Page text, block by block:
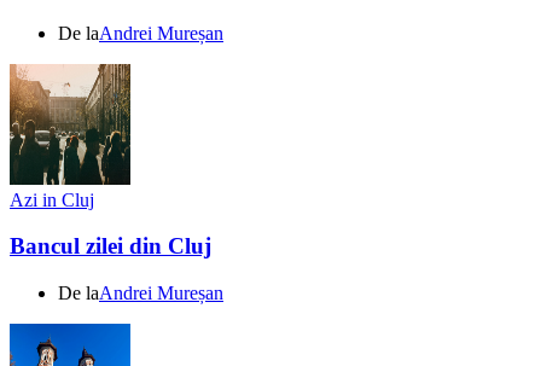
De laAndrei Mureșan
Azi in Cluj
Bancul zilei din Cluj
De laAndrei Mureșan